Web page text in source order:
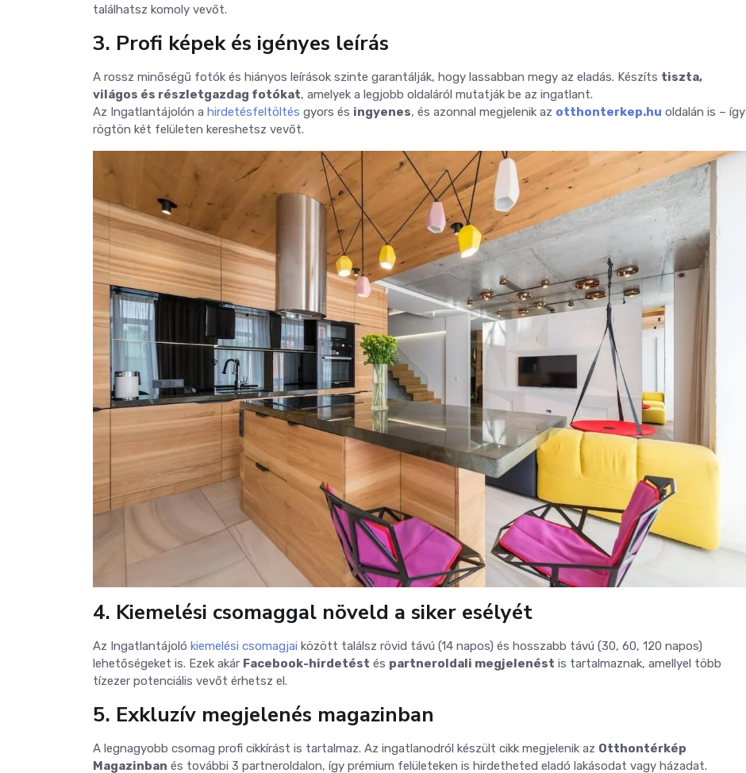
találhatsz komoly vevőt.
3. Profi képek és igényes leírás
A rossz minőségű fotók és hiányos leírások szinte garantálják, hogy lassabban megy az eladás. Készíts tiszta,
világos és részletgazdag fotókat, amelyek a legjobb oldaláról mutatják be az ingatlant.
Az Ingatlantájolón a hirdetésfeltöltés gyors és ingyenes, és azonnal megjelenik az otthonterkep.hu oldalán is – így
rögtön két felületen kereshetsz vevőt.
4. Kiemelési csomaggal növeld a siker esélyét
Az Ingatlantájoló kiemelési csomagjai között találsz rövid távú (14 napos) és hosszabb távú (30, 60, 120 napos)
lehetőségeket is. Ezek akár Facebook-hirdetést és partneroldali megjelenést is tartalmaznak, amellyel több
tízezer potenciális vevőt érhetsz el.
5. Exkluzív megjelenés magazinban
A legnagyobb csomag profi cikkírást is tartalmaz. Az ingatlanodról készült cikk megjelenik az Otthontérkép
Magazinban és további 3 partneroldalon, így prémium felületeken is hirdetheted eladó lakásodat vagy házadat.